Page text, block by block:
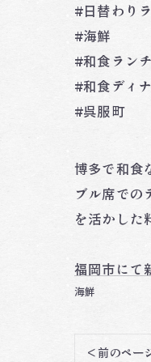
#日替わり
#海鮮
#和食ランチ
#和食ディ
#呉服町
博多で和食
ブル席での
を活かした
福岡市にて
海鮮
< 前のペー